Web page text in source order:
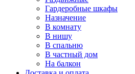
Гардеробные шкафы
Назначение
В комнату
В нишу
В спальню
В частный дом
На балкон